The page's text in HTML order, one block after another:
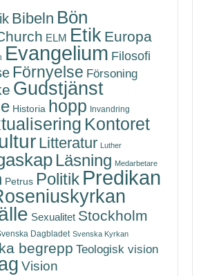
Bibeln Bön
ELM Etik Europa
Evangelium Filosofi
Förnyelse Försoning
Gudstjänst
Historia hopp Invandring
Kontoret
Litteratur Luther
Läsning Medarbetare
Petrus Politik Predikan
Sexualitet Stockholm
Dagbladet Svenska Kyrkan
begrepp Teologisk vision
Vision